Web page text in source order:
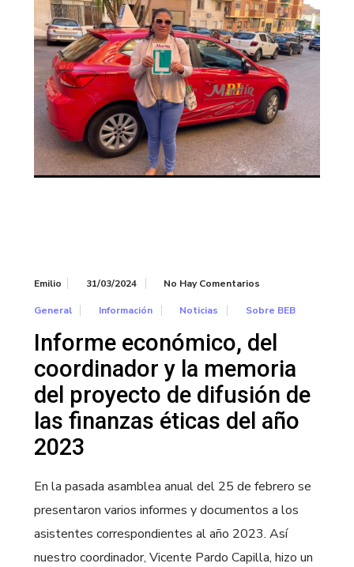
Emilio 31/03/2024 No Hay Comentarios
General Información Noticias Sobre BEB
Informe económico, del
coordinador y la memoria
del proyecto de difusión de
las finanzas éticas del año
2023
En la pasada asamblea anual del 25 de febrero se
presentaron varios informes y documentos a los
asistentes correspondientes al año 2023. Así
nuestro coordinador, Vicente Pardo Capilla, hizo un